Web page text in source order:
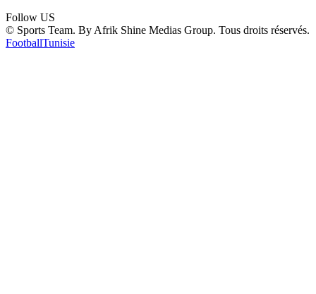
Follow US
© Sports Team. By Afrik Shine Medias Group. Tous droits réservés.
FootballTunisie